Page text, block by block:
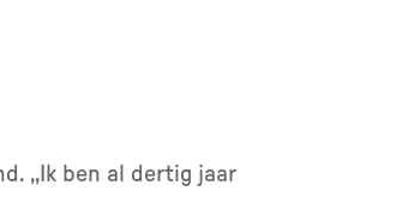
,,Ik ben al dertig jaar